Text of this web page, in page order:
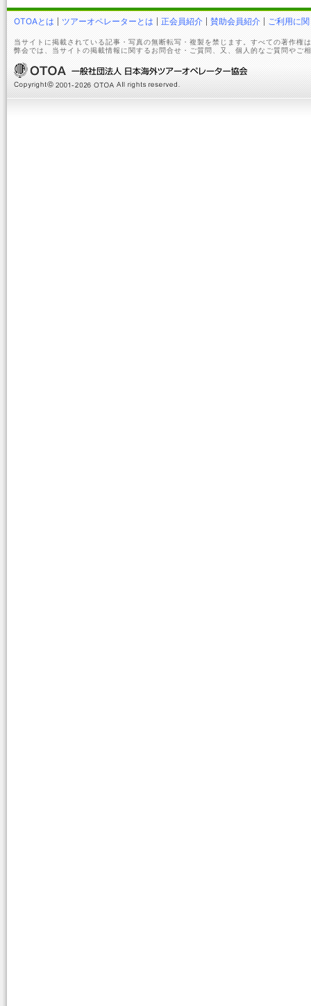
OTOAとは ツアーオペレーターとは 正会員紹介 賛助会員紹介 ご利用に
当サイトに掲載されている記事・写真の無断転写・複製を禁じます。すべての著作権
弊会では、当サイトの掲載情報に関するお問合せ・ご質問、又、個人的なご質問やご